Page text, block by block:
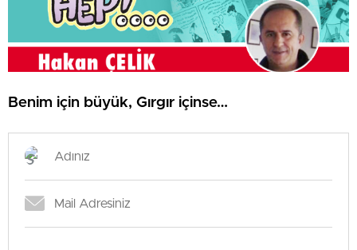
Benim için büyük, Gırgır içinse…